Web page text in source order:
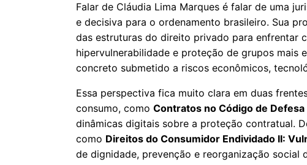
Falar de Cláudia Lima Marques é falar de uma
e decisiva para o ordenamento brasileiro. Sua
das estruturas do direito privado para enfrentar
hipervulnerabilidade e proteção de grupos mais
concreto submetido a riscos econômicos,
Essa perspectiva fica muito clara em duas
consumo, como Contratos no Código de
dinâmicas digitais sobre a proteção contratual.
como Direitos do Consumidor Endividado II:
de dignidade, prevenção e reorganização social